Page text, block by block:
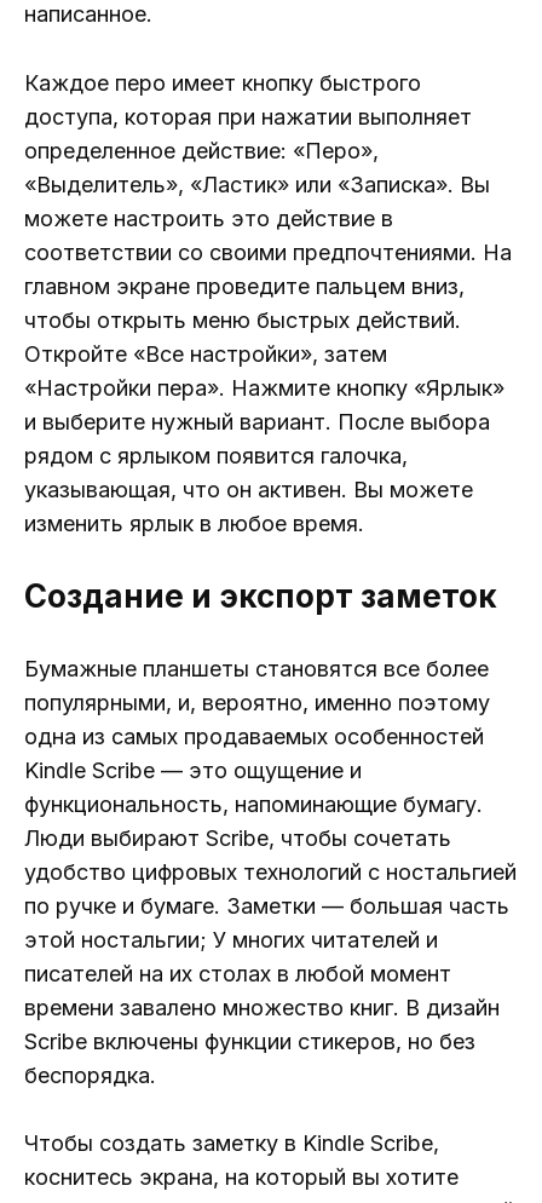
написанное.
Каждое перо имеет кнопку быстрого
доступа, которая при нажатии выполняет
определенное действие: «Перо»,
«Выделитель», «Ластик» или «Записка». Вы
можете настроить это действие в
соответствии со своими предпочтениями. На
главном экране проведите пальцем вниз,
чтобы открыть меню быстрых действий.
Откройте «Все настройки», затем
«Настройки пера». Нажмите кнопку «Ярлык»
и выберите нужный вариант. После выбора
рядом с ярлыком появится галочка,
указывающая, что он активен. Вы можете
изменить ярлык в любое время.
Создание и экспорт заметок
Бумажные планшеты становятся все более
популярными, и, вероятно, именно поэтому
одна из самых продаваемых особенностей
Kindle Scribe — это ощущение и
функциональность, напоминающие бумагу.
Люди выбирают Scribe, чтобы сочетать
удобство цифровых технологий с ностальгией
по ручке и бумаге. Заметки — большая часть
этой ностальгии; У многих читателей и
писателей на их столах в любой момент
времени завалено множество книг. В дизайн
Scribe включены функции стикеров, но без
беспорядка.
Чтобы создать заметку в Kindle Scribe,
коснитесь экрана, на который вы хотите